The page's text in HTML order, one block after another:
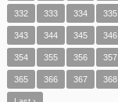
332 333 334 335
343 344 345 346
354 355 356 357
365 366 367 368